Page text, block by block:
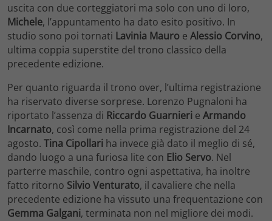
uscita con due corteggiatori ma solo con uno di loro,
Michele, l’appuntamento ha dato esito positivo. In
studio sono poi tornati Lavinia Mauro e Alessio Corvino,
ultima coppia superstite del trono classico della
precedente edizione.
Per quanto riguarda il trono over, l’ultima registrazione
ha riservato diverse sorprese. Lorenzo Pugnaloni ha
riportato l’assenza di Riccardo Guarnieri e Armando
Incarnato, così come nella prima registrazione del 24
agosto. Tina Cipollari ha invece già dato il meglio di sé,
dando luogo a una furiosa lite con Elio Servo. Nel
parterre maschile, contro ogni aspettativa, ha inoltre
fatto ritorno Silvio Venturato, il cavaliere che nella
precedente edizione ha vissuto una frequentazione con
Gemma Galgani, terminata non nel migliore dei modi.